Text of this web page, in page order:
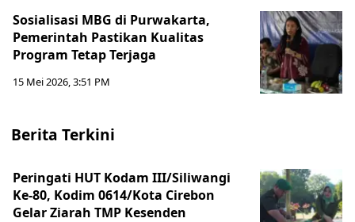
Sosialisasi MBG di Purwakarta,
Pemerintah Pastikan Kualitas
Program Tetap Terjaga
15 Mei 2026, 3:51 PM
Berita Terkini
Peringati HUT Kodam III/Siliwangi
Ke-80, Kodim 0614/Kota Cirebon
Gelar Ziarah TMP Kesenden